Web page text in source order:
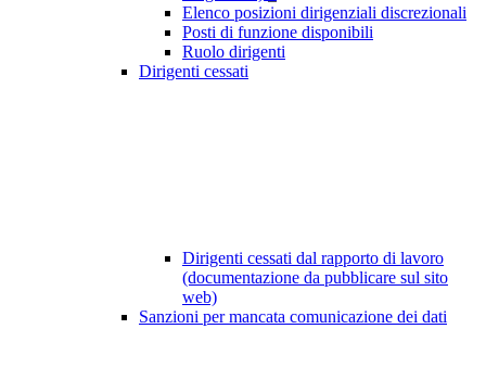
Elenco posizioni dirigenziali discrezionali
Posti di funzione disponibili
Ruolo dirigenti
Dirigenti cessati
Dirigenti cessati dal rapporto di lavoro
(documentazione da pubblicare sul sito
web)
Sanzioni per mancata comunicazione dei dati